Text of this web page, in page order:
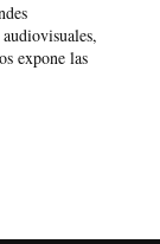
expone las